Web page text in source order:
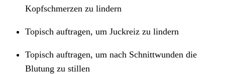
Kopfschmerzen zu lindern
Topisch auftragen, um Juckreiz zu lindern
Topisch auftragen, um nach Schnittwunden die
Blutung zu stillen